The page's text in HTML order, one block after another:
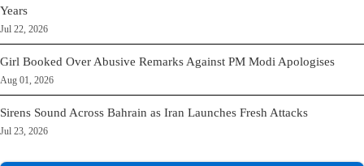
Years
Jul 22, 2026
Girl Booked Over Abusive Remarks Against PM Modi Apologises
Aug 01, 2026
Sirens Sound Across Bahrain as Iran Launches Fresh Attacks
Jul 23, 2026